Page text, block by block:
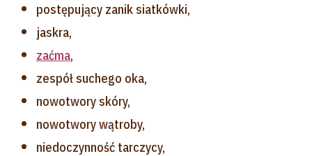
postępujący zanik siatkówki,
jaskra,
zaćma,
zespół suchego oka,
nowotwory skóry,
nowotwory wątroby,
niedoczynność tarczycy,